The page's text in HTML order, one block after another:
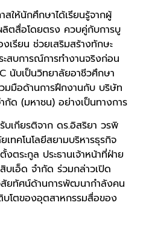
ให้นักศึกษาได้เรียนรู้จากผู้
ลิตสื่อโดยตรง ควบคู่กับการบู
เรียน ช่วยเสริมสร้างทักษะ
สบการณ์การทำงานจริงก่อน
นับเป็นวิทยาลัยอาชีวศึกษา
มมือด้านการฝึกงานกับ บริษัท
กัด (มหาชน) อย่างเป็นทางการ
บเกียรติจาก ดร.อิสริยา วรพิ
ทคโนโลยีสยามบริหารธุรกิจ
ตระกูล ประธานเจ้าหน้าที่ฝ่าย
เอ็ด จำกัด ร่วมกล่าวเปิด
ยทัศน์ด้านการพัฒนากำลังคน
โตของอุตสาหกรรมสื่อของ